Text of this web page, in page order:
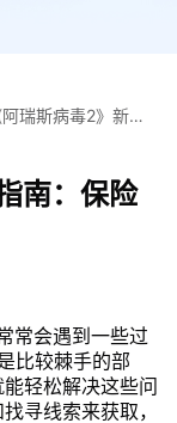
阿瑞斯病毒2》新手
南：保险
常会遇到一些过
比较棘手的部
轻松解决这些问
寻线索来获取，